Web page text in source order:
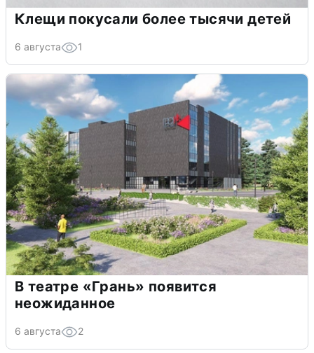
Клещи покусали более тысячи детей
6 августа 1
В театре «Грань» появится
неожиданное
6 августа 2